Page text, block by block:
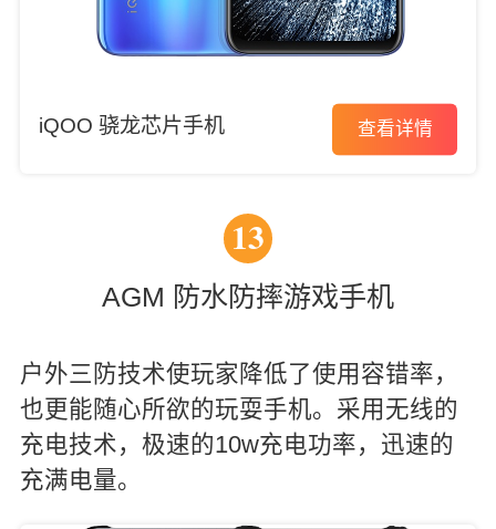
iQOO 骁龙芯片手机 查看详情
13
AGM 防水防摔游戏手机
户外三防技术使玩家降低了使用容错率，
也更能随心所欲的玩耍手机。采用无线的
充电技术，极速的10w充电功率，迅速的
充满电量。